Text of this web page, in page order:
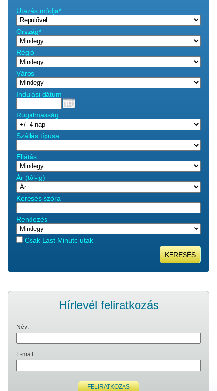
Utazás módja*
Ország*
Régió
Város
Indulási dátum
Rugalmasság
Szállás típusa
Ellátás
Ár (tól-ig)
Keresés szóra
Rendezés
Csak Last Minute utak
KERESÉS
Hírlevél feliratkozás
Név:
E-mail:
FELIRATKOZÁS